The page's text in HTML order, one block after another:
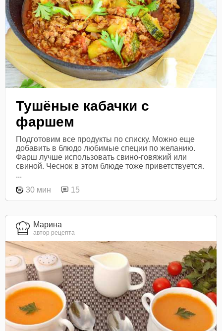
Тушёные кабачки с
фаршем
Подготовим все продукты по списку. Можно еще
добавить в блюдо любимые специи по желанию.
Фарш лучше использовать свино-говяжий или
свиной. Чеснок в этом блюде тоже приветствуется.
...
30 мин
15
Марина
автор рецепта